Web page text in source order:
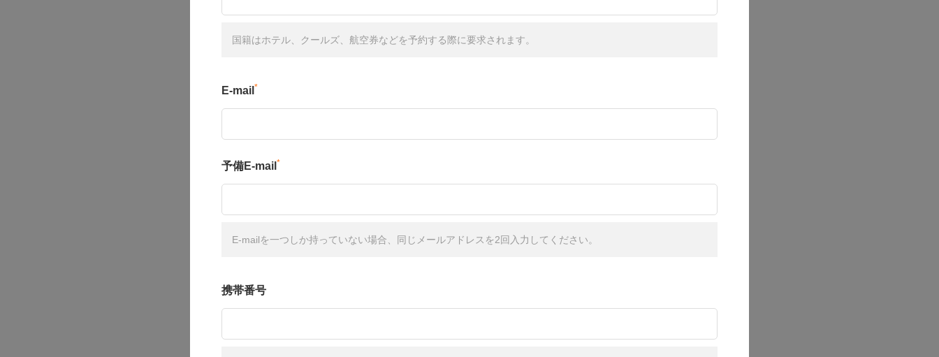
国籍はホテル、クールズ、航空券などを予約する際に要求されます。
E-mail *
予備E-mail *
E-mailを一つしか持っていない場合、同じメールアドレスを2回入力してください。
携帯番号